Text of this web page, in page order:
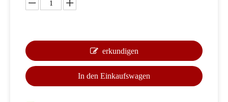
erkundigen
In den Einkaufswagen